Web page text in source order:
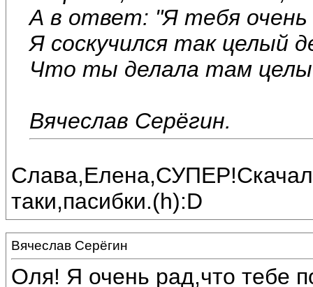
А в ответ: "Я тебя очень
Я соскучился так целый
Что ты делала там
Вячеслав Серёгин.
таки,пасибки.(h):D
Вячеслав Серёгин
Оля! Я очень рад,что тебе